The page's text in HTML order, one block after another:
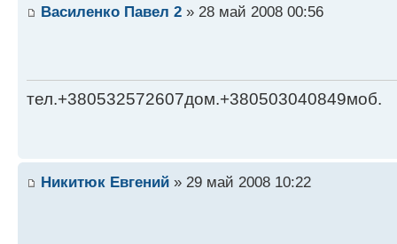
Василенко Павел 2 » 28 май 2008 00:56
тел.+380532572607дом.+380503040849моб.
Никитюк Евгений » 29 май 2008 10:22